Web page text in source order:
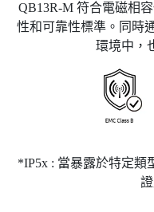
QB13R-M 符合電磁相
性和可靠性標準。同時
環境中，
*IP5x : 當暴露於特定類